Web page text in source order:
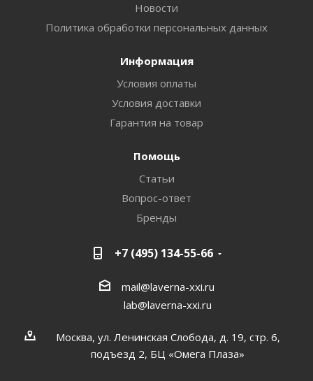
Новости
Политика обработки персональных данных
Информация
Условия оплаты
Условия доставки
Гарантия на товар
Помощь
Статьи
Вопрос-ответ
Бренды
+7 (495) 134-55-66
mail@laverna-xxi.ru
lab@laverna-xxi.ru
Москва, ул. Ленинская Слобода, д. 19, стр. 6,
подъезд 2, БЦ «Омега Плаза»